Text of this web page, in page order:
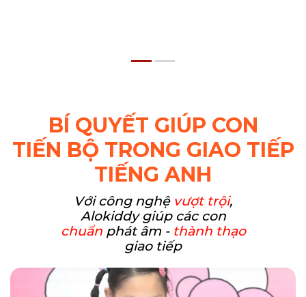
BÍ QUYẾT GIÚP CON
TIẾN BỘ TRONG GIAO TIẾP
TIẾNG ANH
Với công nghệ vượt trội,
Alokiddy giúp các con
chuẩnphát âm - thành thạo
giao tiếp